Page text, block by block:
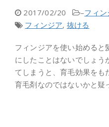
2017/02/20 –フィン
フィンジア, 抜ける
フィンジアを使い始めると
にしたことはないでしょう
てしまうと、育毛効果をも
育毛剤なのではないかと疑